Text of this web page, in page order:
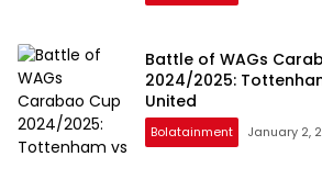
Battle of WAGs
2024/2025:
United
Bolatainment January 2,